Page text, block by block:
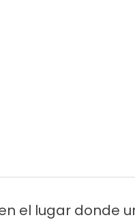
el lugar donde